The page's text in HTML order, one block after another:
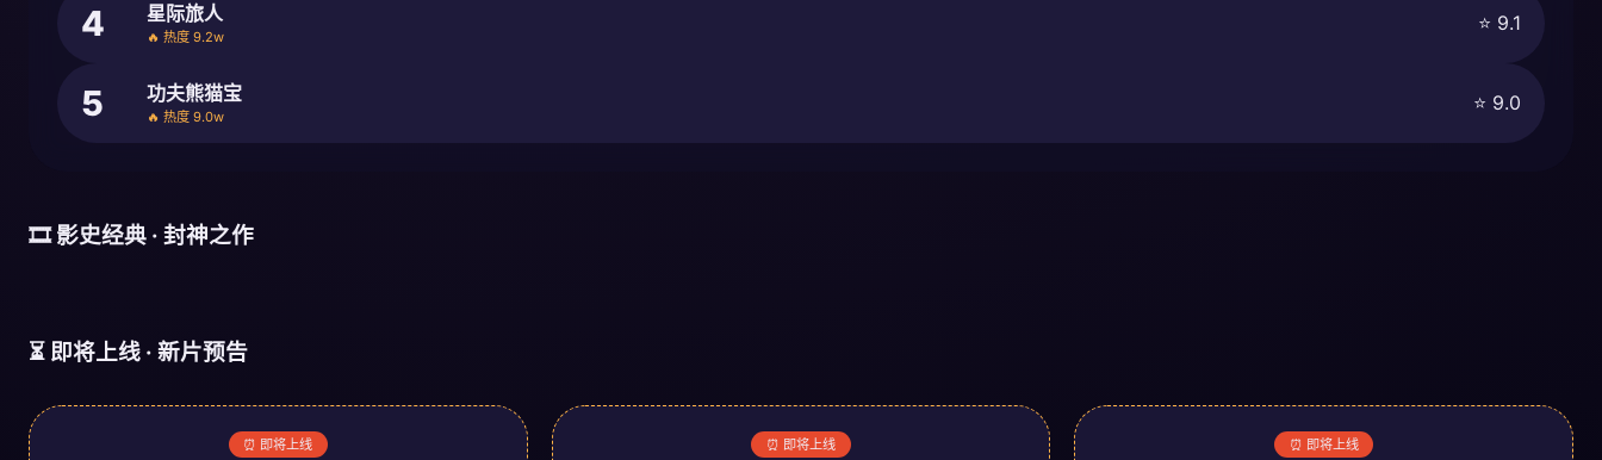
4 星际旅人
🔥 热度 9.2w
⭐ 9.1
5 功夫熊猫宝
🔥 热度 9.0w
⭐ 9.0
🎞️ 影史经典 · 封神之作
⏳ 即将上线 · 新片预告
⏰ 即将上线 ⏰ 即将上线 ⏰ 即将上线